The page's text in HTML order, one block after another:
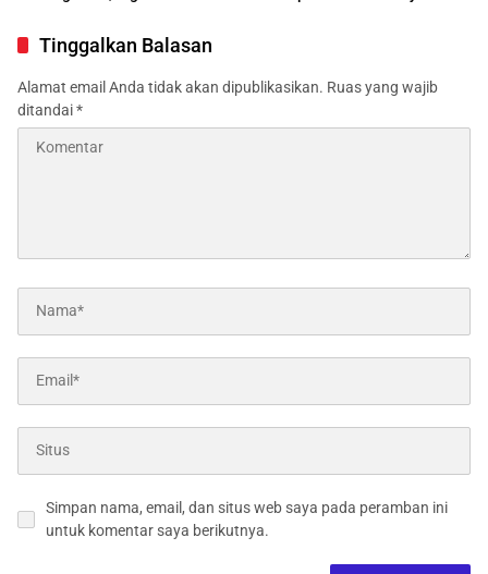
Morowali Dipastikan Gagal
TampilTinggalkan Balasan
Alamat email Anda tidak akan dipublikasikan. Ruas yang wajib
ditandai*
Simpan nama, email, dan situs web saya pada peramban ini
untuk komentar saya berikutnya.